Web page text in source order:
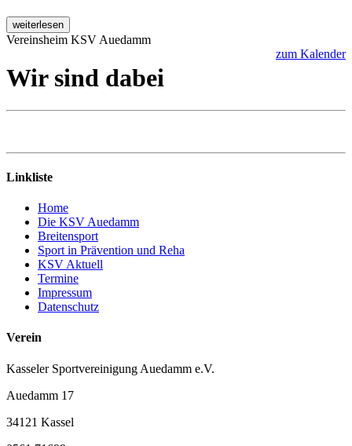
weiterlesen
Vereinsheim KSV Auedamm
zum Kalender
Wir sind dabei
Linkliste
Home
Die KSV Auedamm
Breitensport
Sport in Prävention und Reha
KSV Aktuell
Termine
Impressum
Datenschutz
Verein
Kasseler Sportvereinigung Auedamm e.V.
Auedamm 17
34121 Kassel